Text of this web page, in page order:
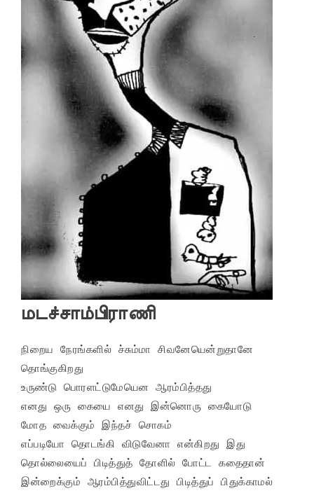
மடச்சாம்பிராணி
நிறைய நேரங்களில் ச்சும்மா சிவனேயென்றுதானே
தொங்குகிறது
உருண்டு பொரளட்டுமேயென ஆரம்பித்தது
எனது ஒரு கையை எனது இன்னொரு கையோடு
மோத வைக்கும் இந்தச் சொகம்
எப்படியோ தொடங்கி விடுவேனா என்கிறது இது
தொல்லையைப் பிடித்துத் தோளில் போட்ட கதைதான்
இன்றைக்கும் ஆரம்பித்துவிட்டது பிடித்துப் பிதுக்காமல்